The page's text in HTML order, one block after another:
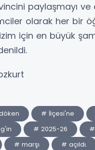
paylaşmayı
olarak her bir
için en büyük
# İlçesi'ne
# 2025-26
# marşı # açıldı.